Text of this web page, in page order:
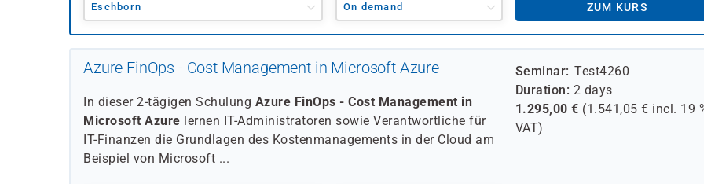
Eschborn On demand ZUM KURS
Azure FinOps - Cost Management in Microsoft Azure
In dieser 2-tägigen Schulung Azure FinOps - Cost Management in
Microsoft Azure lernen IT-Administratoren sowie Verantwortliche für
IT-Finanzen die Grundlagen des Kostenmanagements in der Cloud am
Beispiel von Microsoft ...
Seminar
Test4260
Duration 2 days
1.295,00 € (1.541,05 € incl. 19
VAT)